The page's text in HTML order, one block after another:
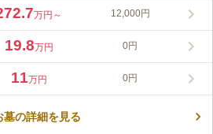
花にある曹洞宗のお寺です。東武亀戸線の
も近くにあり駐車場も完備しているので、お
にアクセスできる魅力があります。慈光院の
えます。 また、歴史ある慈光院に新しく樹
開苑されました。幅広いプランから選ぶこと
お墓も、お寺が責任をもって管理してくれる
万円～ 12,000円
19.8万円 0円
11万円 0円
墓の詳細を見る